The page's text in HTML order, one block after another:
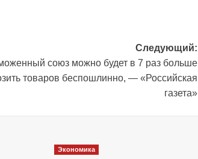
Следующий:
союз можно будет в 7 раз больше
товаров беспошлинно, — «Российская
газета»
Экономика